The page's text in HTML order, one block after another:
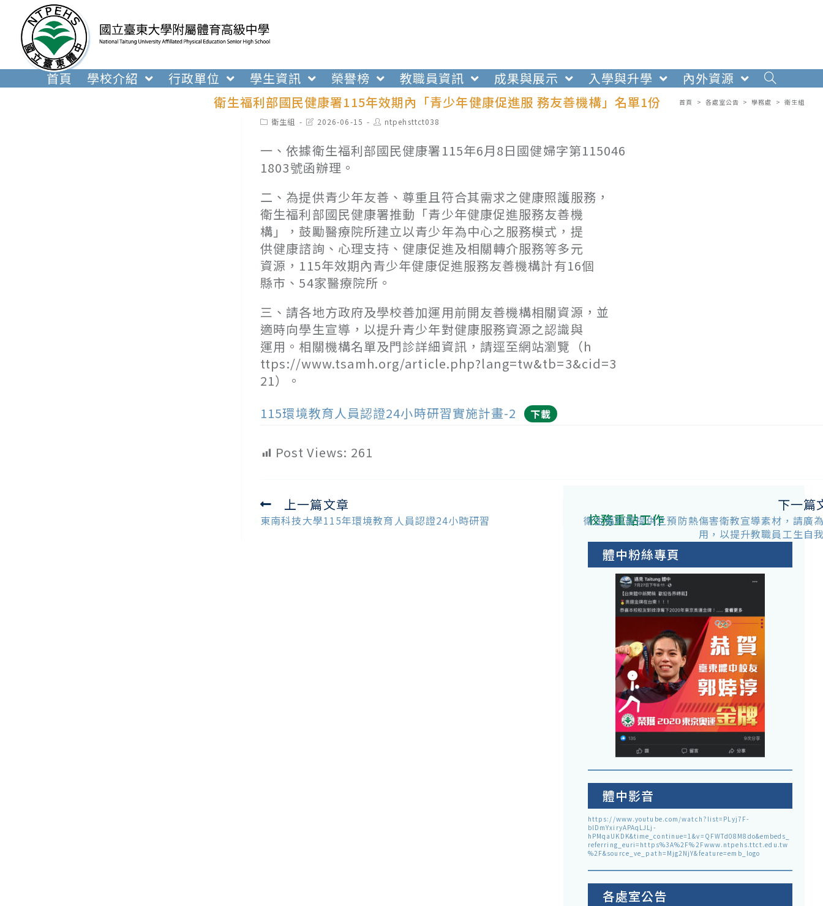
內
首頁 學校介紹 行政單位 學生資訊 榮譽榜 教職員資訊 成果與展示 入學與升學
內外資源
衛生福利部國民健康署115年效期內「青少年健康促進服 務友善機構」名單1份
首頁 > 各處室公告 > 學務處 > 衛生組
Post衛生組
Post2026-06-15
Post
author:
ntpehsttct038
一、依據衛生福利部國民健康署115年6月8日國健婦字第115046
1803號函辦理。
二、為提供青少年友善、尊重且符合其需求之健康照護服務，
衛生福利部國民健康署推動「青少年健康促進服務友善機
構」，鼓勵醫療院所建立以青少年為中心之服務模式，提
供健康諮詢、心理支持、健康促進及相關轉介服務等多元
資源，115年效期內青少年健康促進服務友善機構計有16個
縣市、54家醫療院所。
三、請各地方政府及學校善加運用前開友善機構相關資源，並
適時向學生宣導，以提升青少年對健康服務資源之認識與
運用。相關機構名單及門診詳細資訊，請逕至網站瀏覽（h
ttps://www.tsamh.org/article.php?lang=tw&tb=3&cid=3
21）。
115環境教育人員認證24小時研習實施計畫-2
下載
Post Views: 261
Read
more
上一篇文章
東南科技大學115年環境教育人員認證24小時研習
下一篇
衛生福利部提供之預防熱傷害衛教宣導素材，請廣
用，以提升教職員工生自
校務重點工作
體中粉絲專頁
體中影音
https://www.youtube.com/watch?list=PLyj7F-
blDmYxiryAPAqLJLj-
hPMqaUKDK&time_continue=1&v=QFWTd08M8do&embeds_
referring_euri=https%3A%2F%2Fwww.ntpehs.ttct.edu.tw
%2F&source_ve_path=Mjg2NjY&feature=emb_logo
各處室公告